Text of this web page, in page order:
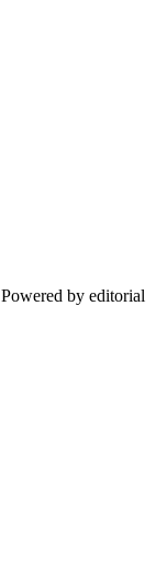
Powered by editorial